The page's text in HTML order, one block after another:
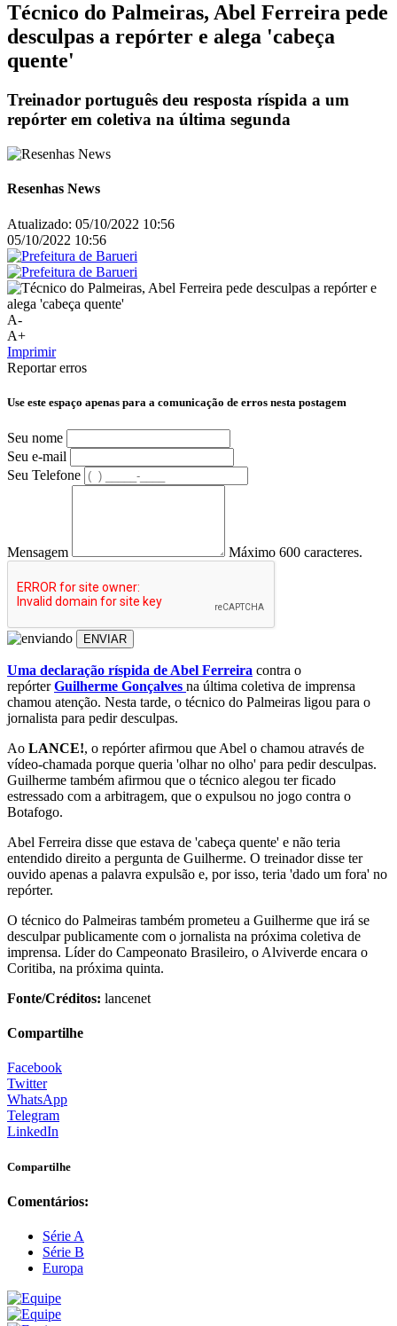
Técnico do Palmeiras, Abel Ferreira pede
desculpas a repórter e alega 'cabeça
quente'
Treinador português deu resposta ríspida a um
repórter em coletiva na última segunda
Resenhas News
Atualizado: 05/10/2022 10:56
05/10/2022 10:56
A-
A+
Imprimir
Reportar erros
Use este espaço apenas para a comunicação de erros nesta postagem
Seu nome
Seu e-mail
Seu Telefone
Mensagem Máximo 600 caracteres.
ENVIAR
Uma declaração ríspida de Abel Ferreira contra o
repórterGuilherme Gonçalves na última coletiva de imprensa
chamou atenção. Nesta tarde, o técnico do Palmeiras ligou para o
jornalista para pedir desculpas.
Ao LANCE!, o repórter afirmou que Abel o chamou através de
vídeo-chamada porque queria 'olhar no olho' para pedir desculpas.
Guilherme também afirmou que o técnico alegou ter ficado
estressado com a arbitragem, que o expulsou no jogo contra o
Botafogo.
Abel Ferreira disse que estava de 'cabeça quente' e não teria
entendido direito a pergunta de Guilherme. O treinador disse ter
ouvido apenas a palavra expulsão e, por isso, teria 'dado um fora' no
repórter.
O técnico do Palmeiras também prometeu a Guilherme que irá se
desculpar publicamente com o jornalista na próxima coletiva de
imprensa. Líder do Campeonato Brasileiro, o Alviverde encara o
Coritiba, na próxima quinta.
Fonte/Créditos: lancenet
Compartilhe
Facebook
Twitter
WhatsApp
Telegram
LinkedIn
Compartilhe
Comentários:
Série A
Série B
Europa